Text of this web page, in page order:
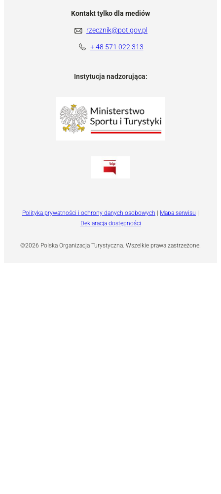
Kontakt tylko dla mediów
rzecznik@pot.gov.pl
+ 48 571 022 313
Instytucja nadzorująca:
©2026 Polska Organizacja Turystyczna. Wszelkie prawa zastrzeżone.
Polityka prywatności i ochrony danych osobowych | Mapa serwisu |
Deklaracja dostępności